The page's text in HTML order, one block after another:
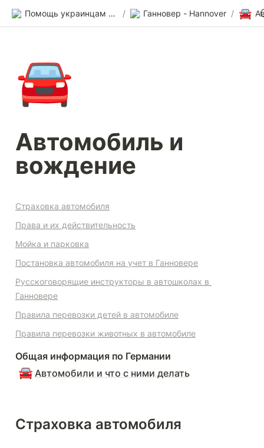
Помощь украинцам в Германии / Ганновер - Hannover / 🚘
🚘
Автомобиль и
вождение
Страховка автомобиля
Права и их действительность
Мойка и парковка
Постановка автомобиля на учет в Ганновере
Русскоговорящие инструкторы в автошколах в
Ганновере
Правила перевозки детей в автомобиле
Правила перевозки животных в автомобиле
Общая информация по Германии
🚘 Автомобили и что с ними делать
Страховка автомобиля